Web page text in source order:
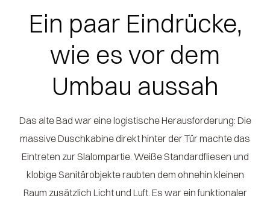
Ein paar Eindrücke,
wie es vor dem
Umbau aussah
Das alte Bad war eine logistische Herausforderung: Die
massive Duschkabine direkt hinter der Tür machte das
Eintreten zur Slalompartie. Weiße Standardfliesen und
klobige Sanitärobjekte raubten dem ohnehin kleinen
Raum zusätzlich Licht und Luft. Es war ein funktionaler